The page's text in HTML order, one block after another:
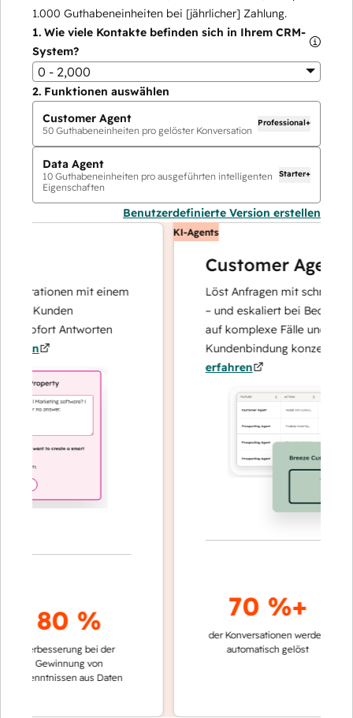
1.000 Guthabeneinheiten bei [jährlicher] Zahlung.
1. Wie viele Kontakte befinden sich in Ihrem CRM-
System?
0 - 2,000
2. Funktionen auswählen
Customer Agent
50 Guthabeneinheiten pro gelöster Konversation
Professional+
Data Agent
10 Guthabeneinheiten pro ausgeführten intelligenten
Eigenschaften
Starter+
Benutzerdefinierte Version erstellen
mit einem
Kunden
Antworten
80 %
bei der
Gewinnung von
aus Daten
KI-Agents
Customer Agent
Löst Anfragen mit schnellen,
– und eskaliert bei Bedarf,
auf komplexe Fälle und den
Kundenbindung konzentrieren
erfahren
70 %+
der Konversationen werden
automatisch gelöst